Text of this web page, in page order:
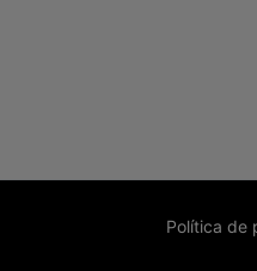
Política de